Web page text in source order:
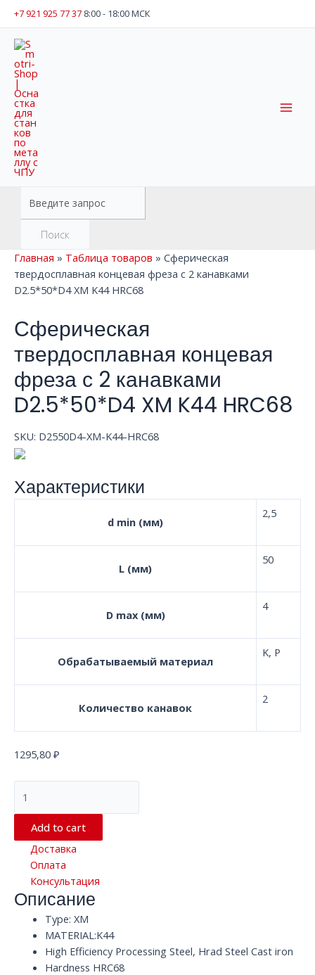
Перейти
содержимому
+7 921 925 77 37 8:00 - 18:00 МСК
товаров
Поиск
Главная » Таблица товаров » Сферическая
твердосплавная концевая фреза с 2 канавками
D2.5*50*D4 XM K44 HRC68
Сферическая
твердосплавная концевая
фреза с 2 канавками
D2.5*50*D4 XM K44 HRC68
SKU: D2550D4-XM-K44-HRC68
Характеристики
d min (мм)
2,5
L (мм)
50
D max (мм)
4
Обрабатываемый материал
K, P
Количество канавок
2
1295,80 ₽
твердосплавная
концевая
фреза
канавками
D2.5*50*D4
HRC68
quantity
Add to cart
Доставка
Оплата
Консультация
Описание
Type: XM
MATERIAL:K44
High Efficiency Processing Steel, Hrad Steel Cast iron
Hardness HRC68